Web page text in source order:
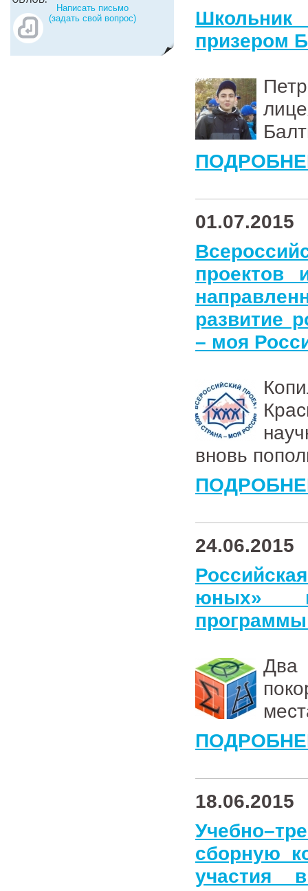
Написать письмо
(задать свой вопрос)
призером
01.07.2015
проектов
развитие
– моя
вновь
24.06.2015
юных» в
Два
18.06.2015
сборную
участия